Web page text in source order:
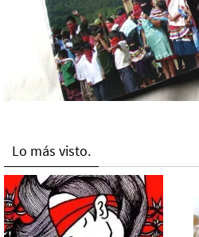
Lo más visto.